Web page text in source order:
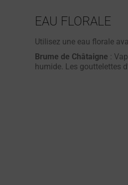
EAU FLORALE
Utilisez une eau florale
Brume de Châtaigne :
humide. Les gouttelettes